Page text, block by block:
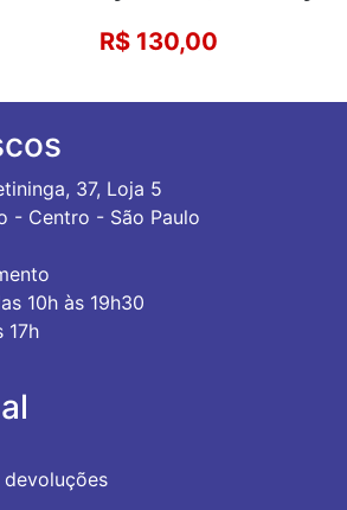
R$ 130,00
37, Loja 5
- Centro - São Paulo
10h às 19h30
17h